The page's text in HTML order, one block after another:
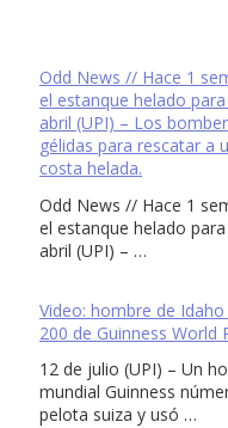
Odd News // Hace 1
el estanque helado
abril (UPI) – Los
gélidas para rescatar a
costa helada.
Odd News // Hace 1
el estanque helado
abril (UPI) – …
Video: hombre de
200 de Guinness World
12 de julio (UPI) – Un
mundial Guinness
pelota suiza y usó …